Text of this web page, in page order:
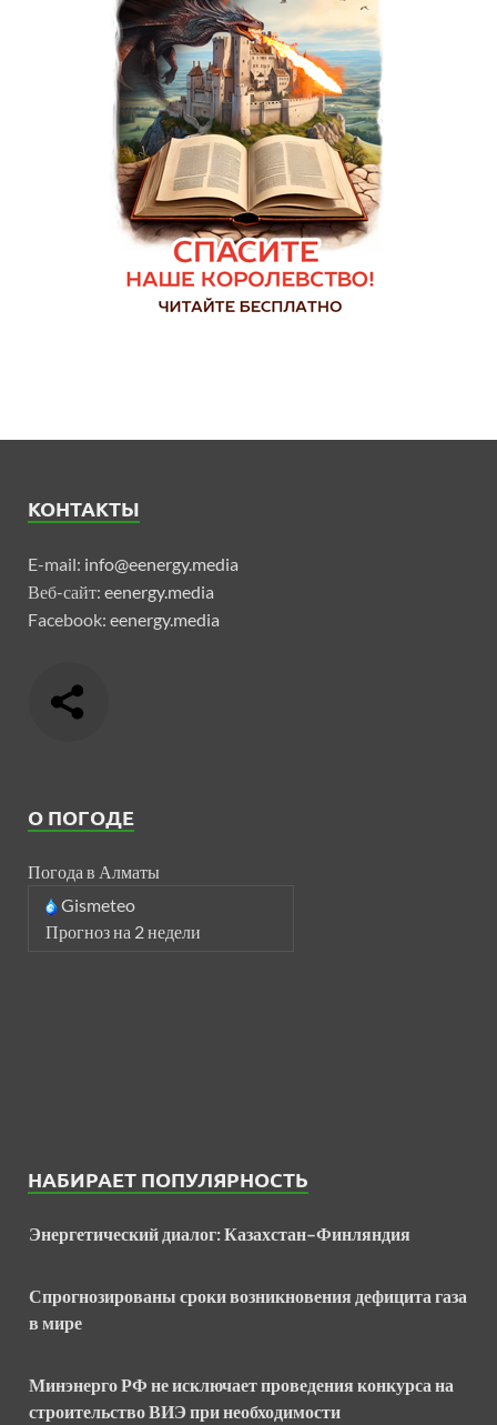
КОНТАКТЫ
E-mail: info@eenergy.media
Веб-сайт: eenergy.media
Facebook: eenergy.media
О ПОГОДЕ
Погода в Алматы
Gismeteo
Прогноз на 2 недели
НАБИРАЕТ ПОПУЛЯРНОСТЬ
Энергетический диалог: Казахстан–Финляндия
Спрогнозированы сроки возникновения дефицита газа
в мире
Минэнерго РФ не исключает проведения конкурса на
строительство ВИЭ при необходимости